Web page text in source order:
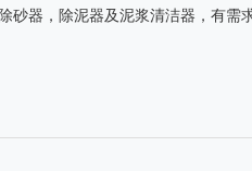
砂器，除泥器及泥浆清洁器，有需